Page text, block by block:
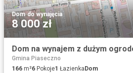
Dom·do wynajęcia
8 000 zł
Gmina Piaseczno
166 m²6 Pokoje1 Łazienka Dom